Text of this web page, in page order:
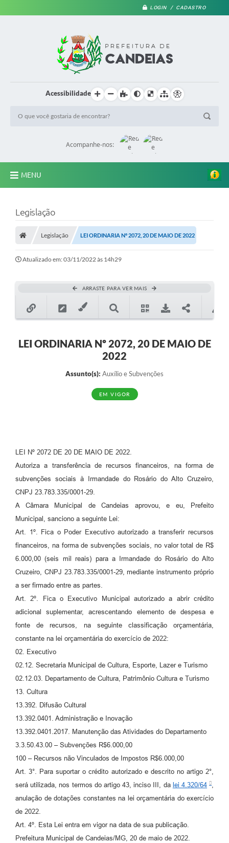
LOGIN / CADASTRO
Acessibilidade
Acompanhe-nos:
MENU
A Prefeitura
Diário Oficial
TRANSPARÊNCIA
Contato
Notícias
Denúncia de Lotes sujos e entulhos
Portal da Transparência
Canal da Ouvidoria
Prevican
Publicações
Vigilância em Saúde
Creche Municipal
Plano Diretor
REMUME
Orientações COVID-19
Contratos
Carta de Serviços
Editais
Sic
Transparência dos recursos municipais empregado no
Lei Aldir Blanc
Legislação
Legislação LEI ORDINARIA Nº 2072, 20 DE MAIO DE 2022
Atualizado em: 03/11/2022 às 14h29
ARRASTE PARA VER MAIS
LEI ORDINARIA Nº 2072, 20 DE MAIO DE
2022
Assunto(s): Auxílio e Subvenções
EM VIGOR
LEI Nº 2072 DE 20 DE MAIO DE 2022.
Autoriza a transferência de recursos financeiros, na forma de
subvenções sociais à Irmandade do Rosário do Alto Cruzeiro,
CNPJ 23.783.335/0001-29.
A Câmara Municipal de Candeias aprovou, e eu, Prefeito
Municipal, sanciono a seguinte Lei:
Art. 1º. Fica o Poder Executivo autorizado a transferir recursos
financeiros, na forma de subvenções sociais, no valor total de R$
6.000,00 (seis mil reais) para a Irmandade do Rosário do Alto
Cruzeiro, CNPJ 23.783.335/0001-29, mediante instrumento próprio
a ser firmado entre as partes.
Art. 2º. Fica o Executivo Municipal autorizado a abrir crédito
adicional suplementar, acrescentando elemento de despesa e
fonte de recursos, na seguinte classificação orçamentária,
constante na lei orçamentária do exercício de 2022:
02. Executivo
02.12. Secretaria Municipal de Cultura, Esporte, Lazer e Turismo
02.12.03. Departamento de Cultura, Patrimônio Cultura e Turismo
13. Cultura
13.392. Difusão Cultural
13.392.0401. Administração e Inovação
13.392.0401.2017. Manutenção das Atividades do Departamento
3.3.50.43.00 – Subvenções R$6.000,00
100 – Recursos não Vinculados de Impostos R$6.000,00
Art. 3°. Para suportar o crédito autorizado e descrito no artigo 2°,
será utilizada, nos termos do artigo 43, inciso III, da lei 4.320/64
,
anulação de dotações constantes na lei orçamentária do exercício
de 2022.
Art. 4º. Esta Lei entra em vigor na data de sua publicação.
Prefeitura Municipal de Candeias/MG, 20 de maio de 2022.